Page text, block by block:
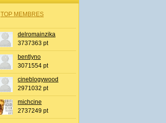
TOP MEMBRES
delromainzika
3737363 pt
bentlyno
3071554 pt
cineblogywood
2971032 pt
michcine
2737249 pt